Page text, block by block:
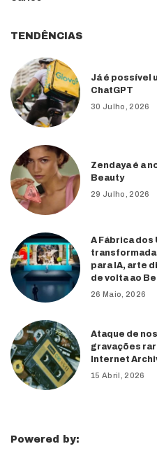
TENDÊNCIAS
Já é possível
ChatGPT
30 Julho, 2026
Zendaya é a
Beauty
29 Julho, 2026
A Fábrica dos
transformada
para IA, arte
de volta ao
26 Maio, 2026
Ataque de
gravações
Internet
15 Abril, 2026
Powered by: